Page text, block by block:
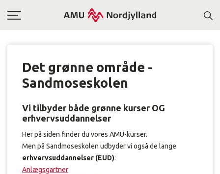
Toggle
Det grønne område -
Sandmoseskolen
Vi tilbyder både grønne kurser OG
erhvervsuddannelser
Her på siden finder du vores AMU-kurser.
Men på Sandmoseskolen udbyder vi også de lange
erhvervsuddannelser (EUD):
Anlægsgartner